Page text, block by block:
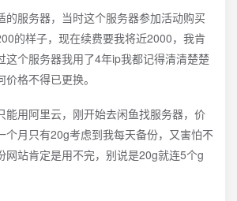
的服务器，当时这个服务器参加活动购买
的样子，现在续费要我将近2000，我肯
这个服务器我用了4年ip我都记得清清楚楚
格不得已更换。
能用阿里云，刚开始去闲鱼找服务器，价
个月只有20g考虑到我每天备份，又害怕不
网站肯定是用不完，别说是20g就连5个g